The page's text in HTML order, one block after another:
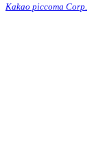
Kakao piccoma Corp.